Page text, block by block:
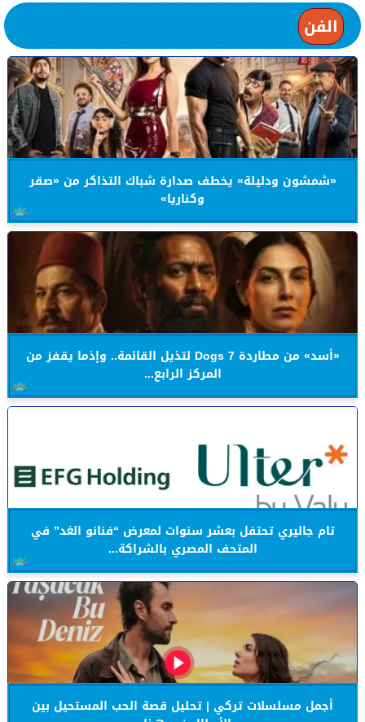
الفن
«شمشون ودليلة» يخطف صدارة شباك التذاكر من «صقر
وكناريا»
«أسد» من مطاردة 7 Dogs لتذيل القائمة.. وإذما يقفز من
المركز الرابع...
تام جاليري تحتفل بعشر سنوات لمعرض “فنانو الغد” في
المتحف المصري بالشراكة...
أجمل مسلسلات تركي | تحليل قصة الحب المستحيل بين